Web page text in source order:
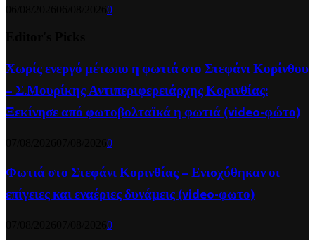
0
Χωρίς ενεργό μέτωπο η φωτιά στο Στεφάνι Κορίνθου
– Σ.Μουρίκης Αντιπεριφερειάρχης Κορινθίας:
Ξεκίνησε από φωτοβολταϊκά η φωτιά (video-φώτο)
0
Φωτιά στο Στεφάνι Κορινθίας – Ενισχύθηκαν οι
επίγειες και εναέριες δυνάμεις (video-φωτο)
0